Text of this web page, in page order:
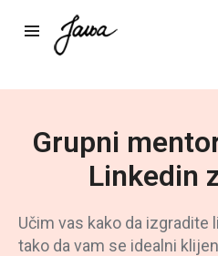
Grupni
Linkedin
Učim vas kako da izgradite
tako da vam se idealni